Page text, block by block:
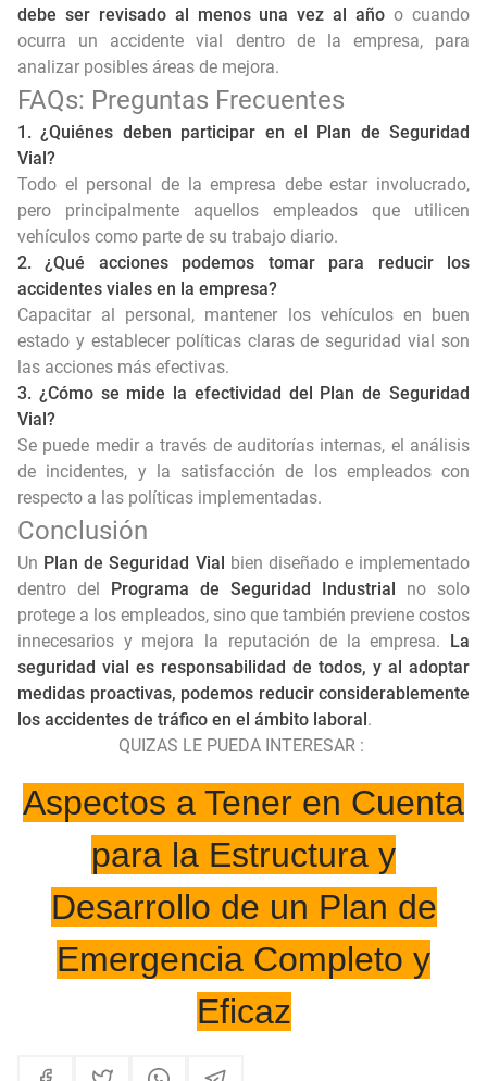
debe ser revisado al menos una vez al año o cuando
ocurra un accidente vial dentro de la empresa, para
analizar posibles áreas de mejora.
FAQs: Preguntas Frecuentes
1. ¿Quiénes deben participar en el Plan de Seguridad
Vial?
Todo el personal de la empresa debe estar involucrado,
pero principalmente aquellos empleados que utilicen
vehículos como parte de su trabajo diario.
2. ¿Qué acciones podemos tomar para reducir los
accidentes viales en la empresa?
Capacitar al personal, mantener los vehículos en buen
estado y establecer políticas claras de seguridad vial son
las acciones más efectivas.
3. ¿Cómo se mide la efectividad del Plan de Seguridad
Vial?
Se puede medir a través de auditorías internas, el análisis
de incidentes, y la satisfacción de los empleados con
respecto a las políticas implementadas.
Conclusión
Un Plan de Seguridad Vial bien diseñado e implementado
dentro del Programa de Seguridad Industrial no solo
protege a los empleados, sino que también previene costos
innecesarios y mejora la reputación de la empresa. La
seguridad vial es responsabilidad de todos, y al adoptar
medidas proactivas, podemos reducir considerablemente
los accidentes de tráfico en el ámbito laboral.
QUIZAS LE PUEDA INTERESAR :
Aspectos a Tener en Cuenta
para la Estructura y
Desarrollo de un Plan de
Emergencia Completo y
Eficaz